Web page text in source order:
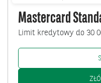
Mastercard
Limit kredytowy do 30